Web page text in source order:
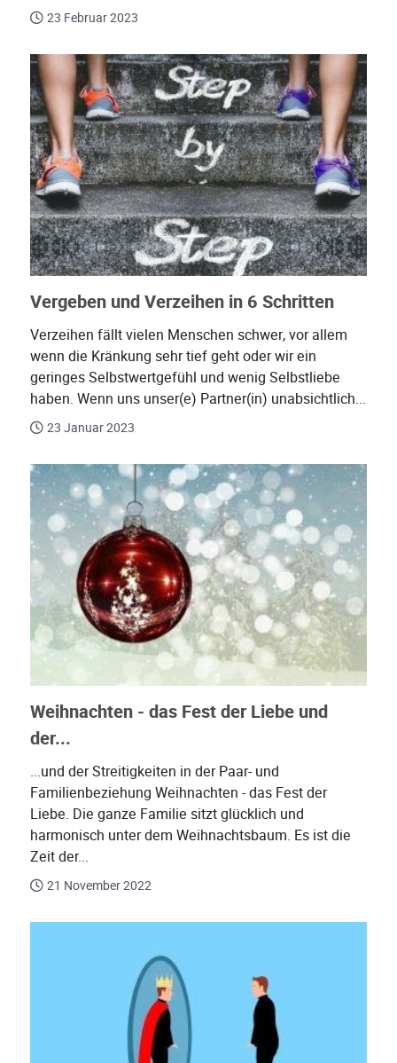
23 Februar 2023
Vergeben und Verzeihen in 6 Schritten
Verzeihen fällt vielen Menschen schwer, vor allem
wenn die Kränkung sehr tief geht oder wir ein
geringes Selbstwertgefühl und wenig Selbstliebe
haben. Wenn uns unser(e) Partner(in) unabsichtlich...
23 Januar 2023
Weihnachten - das Fest der Liebe und
der...
...und der Streitigkeiten in der Paar- und
Familienbeziehung Weihnachten - das Fest der
Liebe. Die ganze Familie sitzt glücklich und
harmonisch unter dem Weihnachtsbaum. Es ist die
Zeit der...
21 November 2022